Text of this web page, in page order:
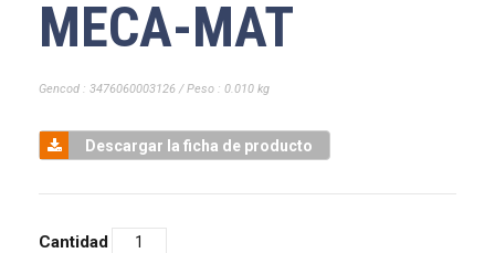
MECA-MAT
Gencod : 3476060003126 / Peso : 0.010 kg
Descargar la ficha de producto
Cantidad